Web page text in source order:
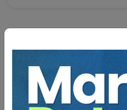
Sempozyumlar,
Açıklama
Bu Kitap İçin Kaç Ağaç